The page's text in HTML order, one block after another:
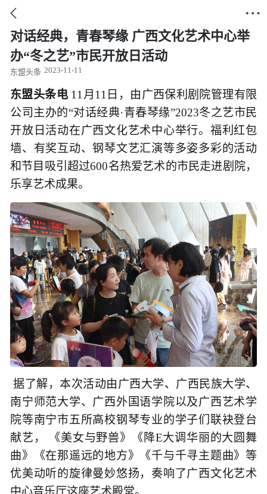
 
对话经典，青春琴缘 广西文化艺术中心举
办“冬之艺”市民开放日活动
东盟头条 2023-11-11
东盟头条电11月11日，由广西保利剧院管理有限
公司主办的“对话经典·青春琴缘”2023冬之艺市民
开放日活动在广西文化艺术中心举行。福利红包
墙、有奖互动、钢琴文艺汇演等多姿多彩的活动
和节目吸引超过600名热爱艺术的市民走进剧院，
乐享艺术成果。
据了解，本次活动由广西大学、广西民族大学、
南宁师范大学、广西外国语学院以及广西艺术学
院等南宁市五所高校钢琴专业的学子们联袂登台
献艺， 《美女与野兽》《降E大调华丽的大圆舞
曲》《在那遥远的地方》《千与千寻主题曲》等
优美动听的旋律曼妙悠扬，奏响了广西文化艺术